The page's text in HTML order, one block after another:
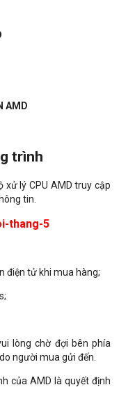
AMD
trình
xử lý CPU AMD truy cập
tin.
thang-5
điện tử khi mua hàng;
lòng chờ đợi bên phía
người mua gửi đến.
của AMD là quyết định